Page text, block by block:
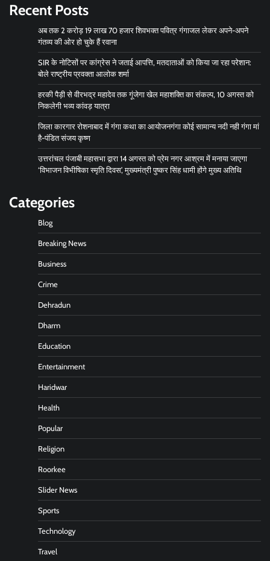
Recent Posts
अब तक 2 करोड़ 19 लाख 70 हजार शिवभक्त पवित्र गंगाजल लेकर अपने-अपने
गंतव्य की ओर हो चुके हैं रवाना
SIR के नोटिसों पर कांग्रेस ने जताई आपत्ति, मतदाताओं को किया जा रहा परेशान:
बोले राष्ट्रीय प्रवक्ता आलोक शर्मा
हरकी पैड़ी से वीरभद्र महादेव तक गूंजेगा खेल महाशक्ति का संकल्प, 10 अगस्त को
निकलेगी भव्य कांवड़ यात्रा
जिला कारगार रोशनाबाद में गंगा कथा का आयोजनगंगा कोई सामान्य नदी नही गंगा मां
है-पंडित संजय कृष्ण
उत्तरांचल पंजाबी महासभा द्वारा 14 अगस्त को प्रेम नगर आश्रम में मनाया जाएगा
‘विभाजन विभीषिका स्मृति दिवस’, मुख्यमंत्री पुष्कर सिंह धामी होंगे मुख्य अतिथि
Categories
Blog
Breaking News
Business
Crime
Dehradun
Dharm
Education
Entertainment
Haridwar
Health
Popular
Religion
Roorkee
Slider News
Sports
Technology
Travel